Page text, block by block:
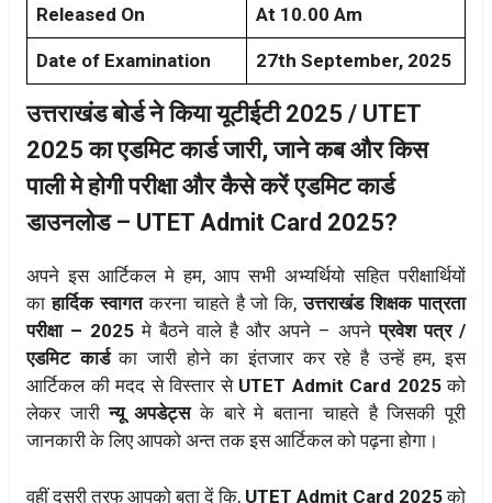
Released On
At 10.00 Am
Date of Examination 27th September, 2025
उत्तराखंड बोर्ड ने किया यूटीईटी 2025 / UTET
2025 का एडमिट कार्ड जारी, जाने कब और किस
पाली मे होगी परीक्षा और कैसे करें एडमिट कार्ड
डाउनलोड – UTET Admit Card 2025?
अपने इस आर्टिकल मे हम, आप सभी अभ्यर्थियो सहित परीक्षार्थियों
काहार्दिक स्वागतकरना चाहते है जो कि,उत्तराखंड शिक्षक पात्रता
परीक्षा – 2025 मे बैठने वाले है और अपने – अपनेप्रवेश पत्र /
एडमिट कार्डका जारी होने का इंतजार कर रहे है उन्हें हम, इस
आर्टिकल की मदद से विस्तार से UTET Admit Card 2025को
लेकर जारीन्यू अपडेट्सके बारे मे बताना चाहते है जिसकी पूरी
जानकारी के लिए आपको अन्त तक इस आर्टिकल को पढ़ना होगा।
वहीं दूसरी तरफ आपको बता दें कि, UTET Admit Card 2025को